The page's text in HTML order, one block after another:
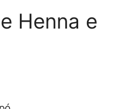
Henna e